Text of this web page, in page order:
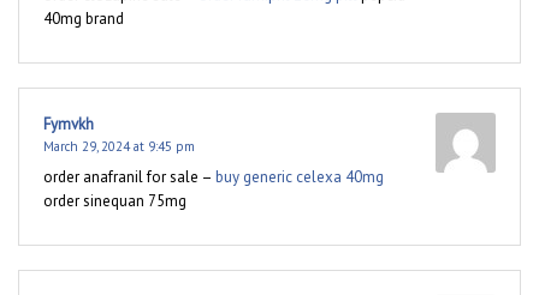
40mg brand
Fymvkh
March 29, 2024 at 9:45 pm
order anafranil for sale – buy generic celexa 40mg
order sinequan 75mg